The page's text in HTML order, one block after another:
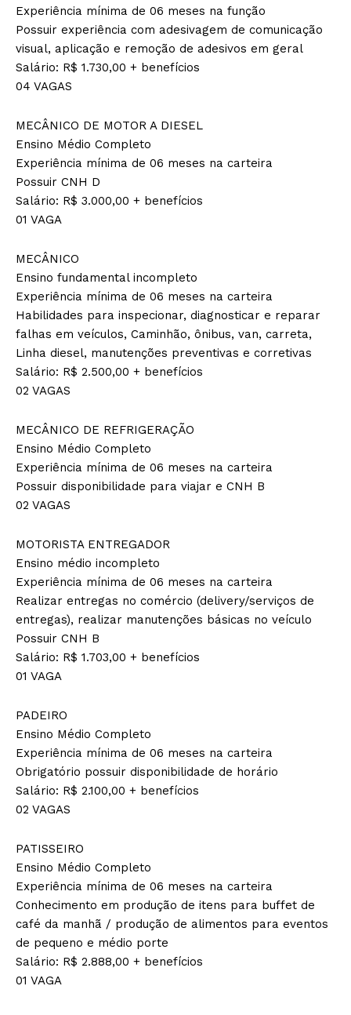
Experiência mínima de 06 meses na função
Possuir experiência com adesivagem de comunicação
visual, aplicação e remoção de adesivos em geral
Salário: R$ 1.730,00 + benefícios
04 VAGAS
MECÂNICO DE MOTOR A DIESEL
Ensino Médio Completo
Experiência mínima de 06 meses na carteira
Possuir CNH D
Salário: R$ 3.000,00 + benefícios
01 VAGA
MECÂNICO
Ensino fundamental incompleto
Experiência mínima de 06 meses na carteira
Habilidades para inspecionar, diagnosticar e reparar
falhas em veículos, Caminhão, ônibus, van, carreta,
Linha diesel, manutenções preventivas e corretivas
Salário: R$ 2.500,00 + benefícios
02 VAGAS
MECÂNICO DE REFRIGERAÇÃO
Ensino Médio Completo
Experiência mínima de 06 meses na carteira
Possuir disponibilidade para viajar e CNH B
02 VAGAS
MOTORISTA ENTREGADOR
Ensino médio incompleto
Experiência mínima de 06 meses na carteira
Realizar entregas no comércio (delivery/serviços de
entregas), realizar manutenções básicas no veículo
Possuir CNH B
Salário: R$ 1.703,00 + benefícios
01 VAGA
PADEIRO
Ensino Médio Completo
Experiência mínima de 06 meses na carteira
Obrigatório possuir disponibilidade de horário
Salário: R$ 2.100,00 + benefícios
02 VAGAS
PATISSEIRO
Ensino Médio Completo
Experiência mínima de 06 meses na carteira
Conhecimento em produção de itens para buffet de
café da manhã / produção de alimentos para eventos
de pequeno e médio porte
Salário: R$ 2.888,00 + benefícios
01 VAGA